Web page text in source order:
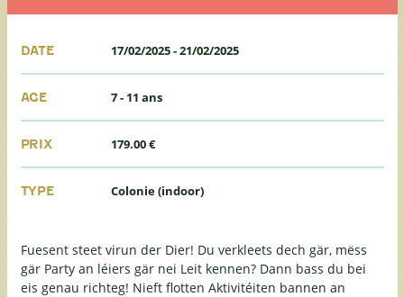
DATE 17/02/2025-21/02/2025
AGE 7 - 11 ans
PRIX 179.00 €
TYPE Colonie (indoor)
Fuesent steet virun der Dier! Du verkleets dech gär, mëss
gär Party an léiers gär nei Leit kennen? Dann bass du bei
eis genau richteg! Nieft flotten Aktivitéiten bannen an